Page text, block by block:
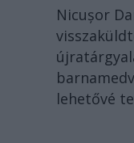
Nicușor
lehetővé